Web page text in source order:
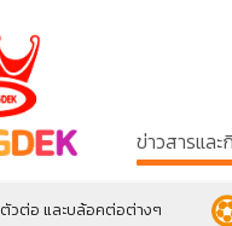
ข่าวสารแล
ตัวต่อ และบล้อคต่อต่างๆ